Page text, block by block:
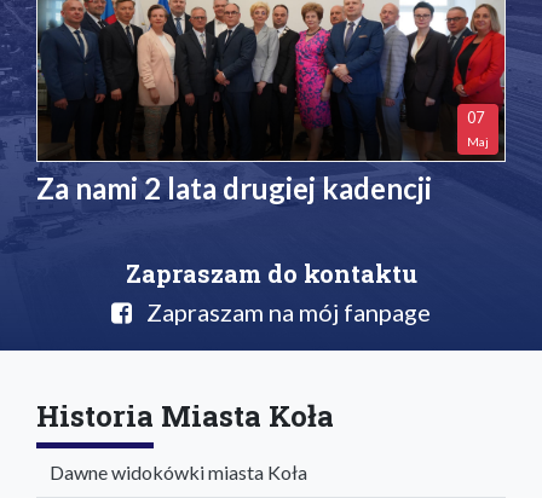
07
Maj
Za nami 2 lata drugiej kadencji
Zapraszam do kontaktu
Zapraszam na mój fanpage
Historia Miasta Koła
Dawne widokówki miasta Koła